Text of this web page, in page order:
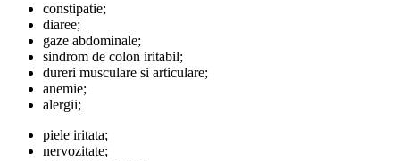
constipatie;
diaree;
gaze abdominale;
sindrom de colon iritabil;
dureri musculare si articulare;
anemie;
alergii;
piele iritata;
nervozitate;